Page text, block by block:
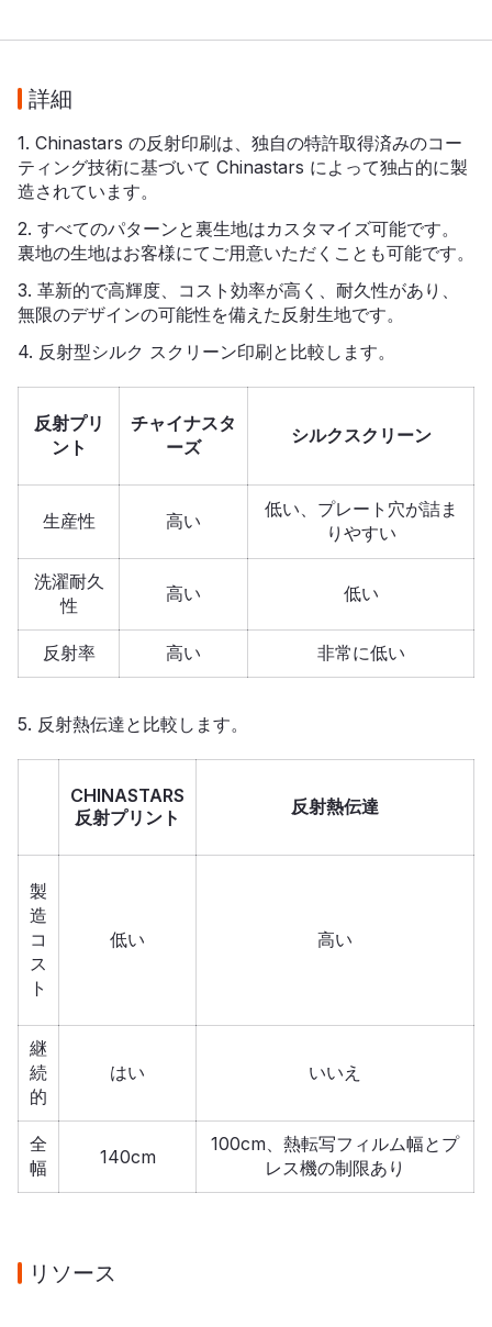
詳細
1. Chinastars の反射印刷は、独自の特許取得済みのコー
ティング技術に基づいて Chinastars によって独占的に製
造されています。
2. すべてのパターンと裏生地はカスタマイズ可能です。
裏地の生地はお客様にてご用意いただくことも可能です。
3. 革新的で高輝度、コスト効率が高く、耐久性があり、
無限のデザインの可能性を備えた反射生地です。
4. 反射型シルク スクリーン印刷と比較します。
反射プリ
ント
チャイナスタ
ーズ
シルクスクリーン
生産性 高い
低い、プレート穴が詰ま
りやすい
洗濯耐久
性
高い 低い
反射率 高い 非常に低い
5. 反射熱伝達と比較します。
CHINASTARS
反射プリント
反射熱伝達
製
造
コ
ス
ト
低い 高い
継
続
的
はい いいえ
全
幅
140cm
100cm、熱転写フィルム幅とプ
レス機の制限あり
リソース